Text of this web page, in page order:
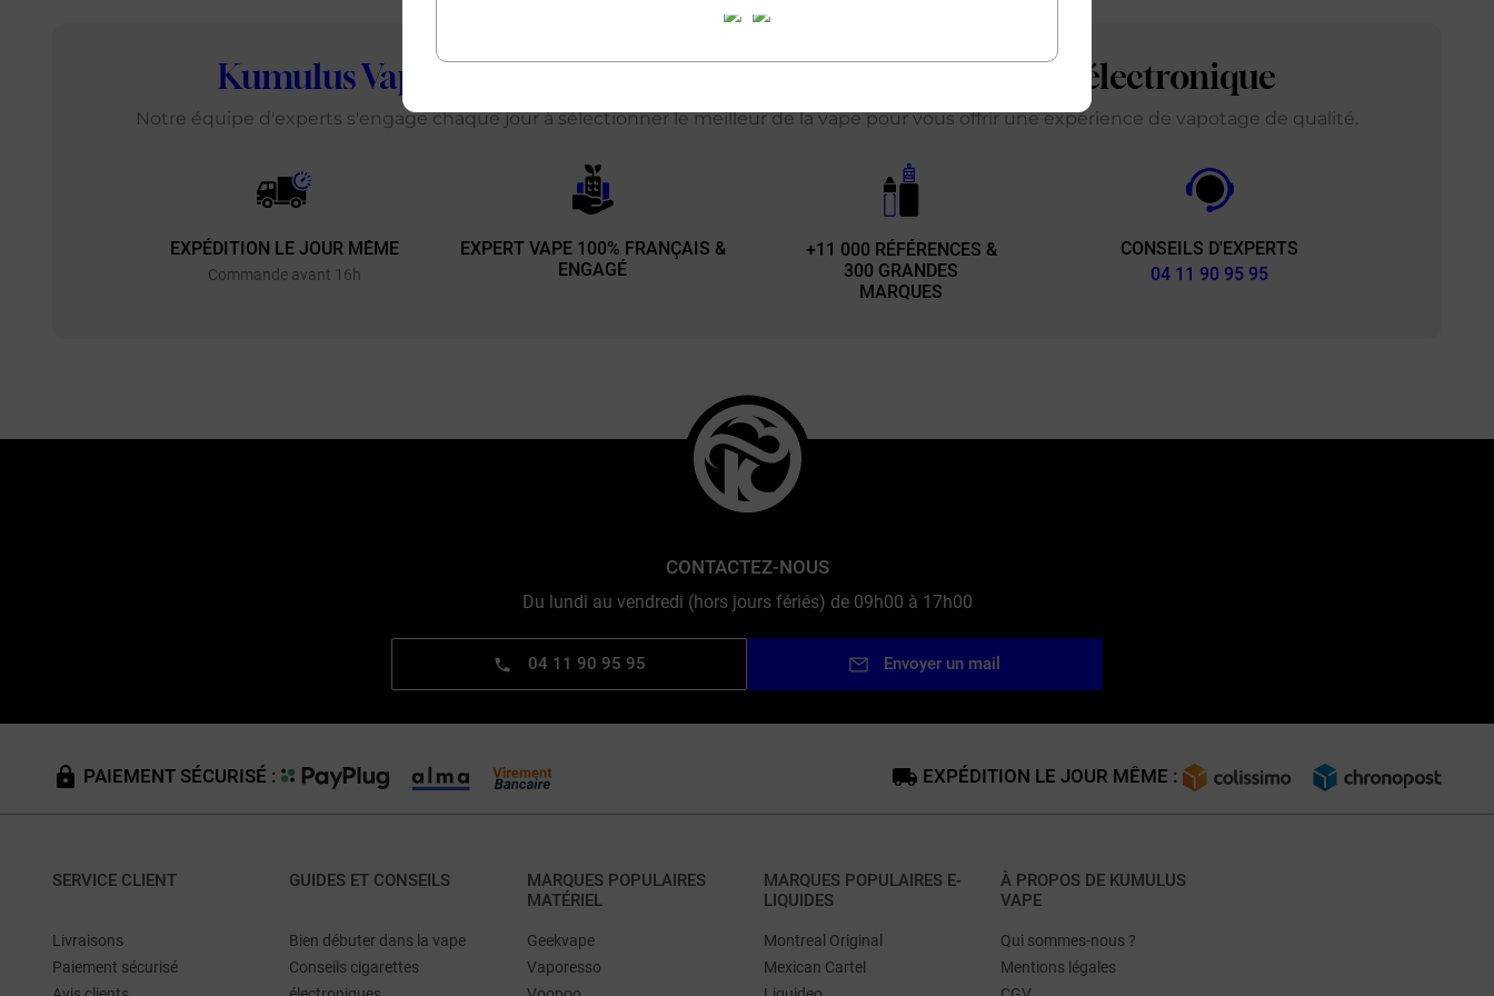
Kumulus Vape de la cigarette électronique
Notre équipe d'experts s'engage chaque jour à sélectionner le meilleur de la vape pour vous offrir une expérience de vapotage de qualité.
EXPÉDITION LE JOUR MÊME
Commande avant 16h
EXPERT VAPE 100% FRANÇAIS &
ENGAGÉ
+11 000 RÉFÉRENCES &
300 GRANDES
MARQUES
CONSEILS D'EXPERTS
04 11 90 95 95
CONTACTEZ-NOUS
Du lundi au vendredi (hors jours fériés) de 09h00 à 17h00
04 11 90 95 95 Envoyer un mail
PAIEMENT SÉCURISÉ : EXPÉDITION LE JOUR MÊME :
SERVICE CLIENT
Livraisons
Paiement sécurisé
GUIDES ET CONSEILS
Bien débuter dans la vape
Conseils cigarettes
MARQUES POPULAIRES
MATÉRIEL
Geekvape
Vaporesso
MARQUES POPULAIRES E-
LIQUIDES
Montreal Original
Mexican Cartel
À PROPOS DE KUMULUS
VAPE
Qui sommes-nous ?
Mentions légales